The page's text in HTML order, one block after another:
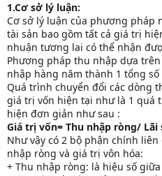
1.Cơ sở lý luận:
Cơ sở lý luận của phương pháp
tài sản bao gồm tất cả giá trị
nhuận tương lai có thể nhận
Phương pháp thu nhập dựa
nhập hàng năm thành 1 tổng số
Quá trình chuyển đổi các dòng
giá trị vốn hiện tại như là 1 quá
hiện đơn giản như sau :
Giá trị vốn= Thu nhập ròng/ Lãi
Như vậy có 2 bộ phận chính
nhập ròng và giá trị vôn hóa:
+ Thu nhập ròng: là hiệu số